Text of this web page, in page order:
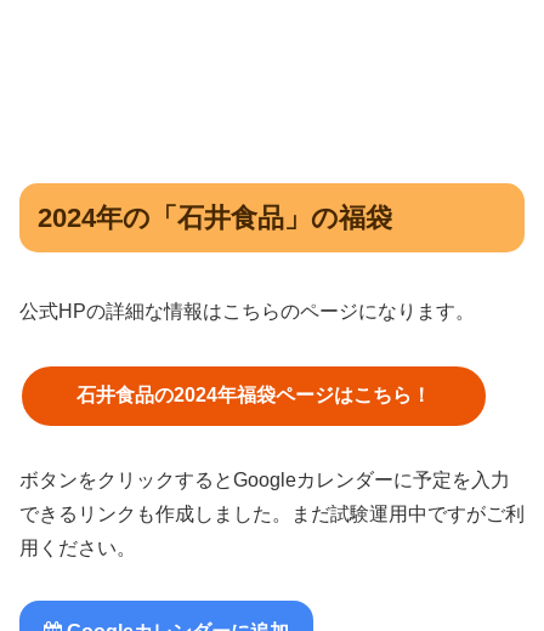
2024年の「石井食品」の福袋
公式HPの詳細な情報はこちらのページになります。
石井食品の2024年福袋ページはこちら！
ボタンをクリックするとGoogleカレンダーに予定を入力
できるリンクも作成しました。まだ試験運用中ですがご利
用ください。